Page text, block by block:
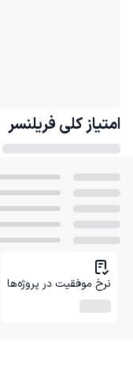
امتیاز کلی فریلنسر
نرخ موفقیت در پروژه‌ها